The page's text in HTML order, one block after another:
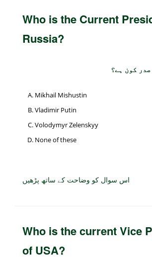
Who is the Current
Russia?
کون ہے؟
Mikhail Mishustin
Vladimir Putin
Volodymyr Zelenskyy
None of these
اس سوال کو وضاحت کے ساتھ پڑھیں
Who is the current Vice
of USA?